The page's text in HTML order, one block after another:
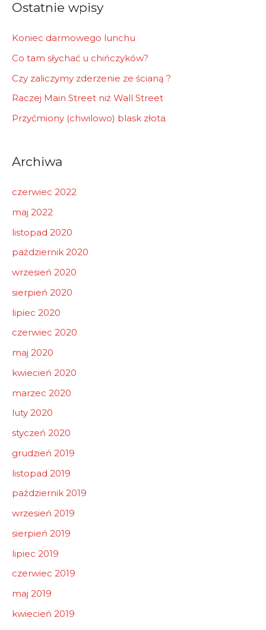
Ostatnie wpisy
Koniec darmowego lunchu
Co tam słychać u chińczyków?
Czy zaliczymy zderzenie ze ścianą ?
Raczej Main Street niż Wall Street
Przyćmiony (chwilowo) blask złota
Archiwa
czerwiec 2022
maj 2022
listopad 2020
październik 2020
wrzesień 2020
sierpień 2020
lipiec 2020
czerwiec 2020
maj 2020
kwiecień 2020
marzec 2020
luty 2020
styczeń 2020
grudzień 2019
listopad 2019
październik 2019
wrzesień 2019
sierpień 2019
lipiec 2019
czerwiec 2019
maj 2019
kwiecień 2019